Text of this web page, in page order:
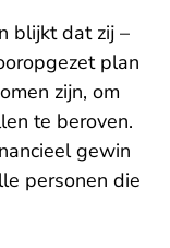
blijkt dat zij –
plan
zijn, om
te beroven.
gewin
personen die